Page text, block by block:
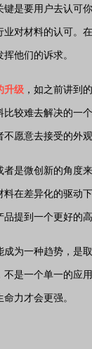
键是要用户去认可
业对材料的认可。
他们的诉求。
升级 ，如之前讲到
比较难去解决的一
愿意去接受的外观
是微创新的角度来
料在差异化的驱动
提到一个更好的高
成为一种趋势，是
不是一个单一的应
力才会更强。